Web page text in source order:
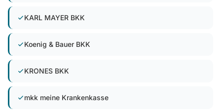
KARL MAYER BKK
Koenig & Bauer BKK
KRONES BKK
mkk meine Krankenkasse